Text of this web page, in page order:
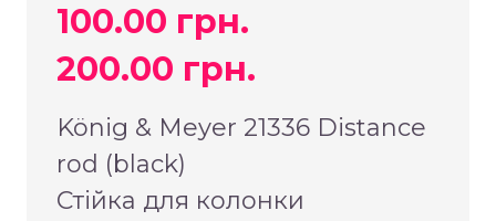
100.00 грн.
200.00 грн.
König & Meyer 21336 Distance
rod (black)
Стійка для колонки